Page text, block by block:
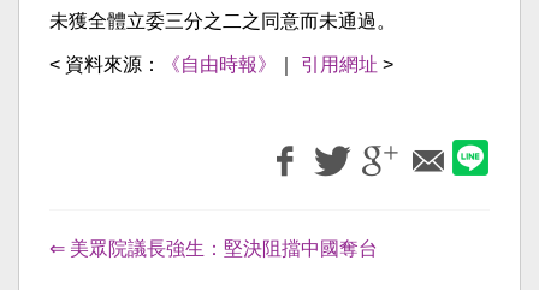
未獲全體立委三分之二之同意而未通過。
< 資料來源： 《自由時報》 引用網址 >
⇐ 美眾院議長強生：堅決阻擋中國奪台